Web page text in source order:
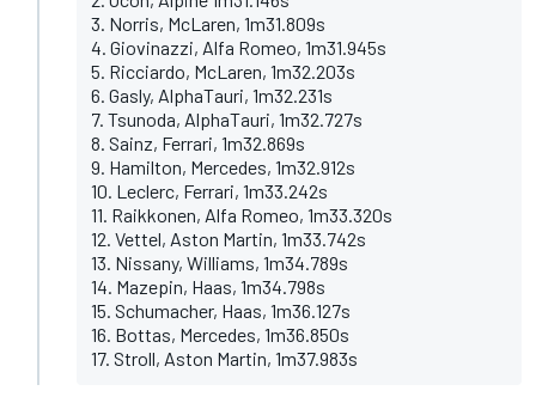
3. Norris, McLaren, 1m31.809s
4. Giovinazzi, Alfa Romeo, 1m31.945s
5. Ricciardo, McLaren, 1m32.203s
6. Gasly, AlphaTauri, 1m32.231s
7. Tsunoda, AlphaTauri, 1m32.727s
8. Sainz, Ferrari, 1m32.869s
9. Hamilton, Mercedes, 1m32.912s
10. Leclerc, Ferrari, 1m33.242s
11. Raikkonen, Alfa Romeo, 1m33.320s
12. Vettel, Aston Martin, 1m33.742s
13. Nissany, Williams, 1m34.789s
14. Mazepin, Haas, 1m34.798s
15. Schumacher, Haas, 1m36.127s
16. Bottas, Mercedes, 1m36.850s
17. Stroll, Aston Martin, 1m37.983s